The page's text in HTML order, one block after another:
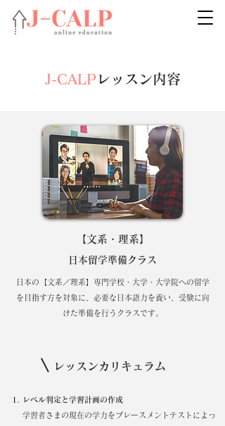
J-CALPレッスン内容
【文系・理系】
日本留学準備クラス
日本の【文系／理系】専門学校・大学・大学院への留学
を目指す方を対象に、必要な日本語力を養い、受験に向
けた準備を行うクラスです。
レッスンカリキュラム
レベル判定と学習計画の作成
学習者さまの現在の学力をプレースメントテストによっ